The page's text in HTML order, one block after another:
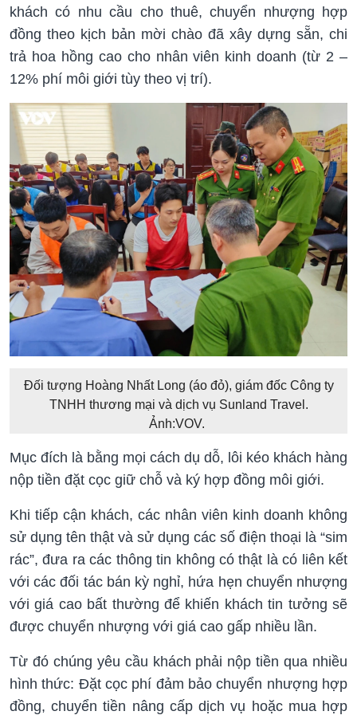
khách có nhu cầu cho thuê, chuyển nhượng hợp
đồng theo kịch bản mời chào đã xây dựng sẵn, chi
trả hoa hồng cao cho nhân viên kinh doanh (từ 2 –
12% phí môi giới tùy theo vị trí).
Đối tượng Hoàng Nhất Long (áo đỏ), giám đốc Công ty
TNHH thương mại và dịch vụ Sunland Travel.
Ảnh:VOV.
Mục đích là bằng mọi cách dụ dỗ, lôi kéo khách hàng
nộp tiền đặt cọc giữ chỗ và ký hợp đồng môi giới.
Khi tiếp cận khách, các nhân viên kinh doanh không
sử dụng tên thật và sử dụng các số điện thoại là “sim
rác”, đưa ra các thông tin không có thật là có liên kết
với các đối tác bán kỳ nghỉ, hứa hẹn chuyển nhượng
với giá cao bất thường để khiến khách tin tưởng sẽ
được chuyển nhượng với giá cao gấp nhiều lần.
Từ đó chúng yêu cầu khách phải nộp tiền qua nhiều
hình thức: Đặt cọc phí đảm bảo chuyển nhượng hợp
đồng, chuyển tiền nâng cấp dịch vụ hoặc mua hợp